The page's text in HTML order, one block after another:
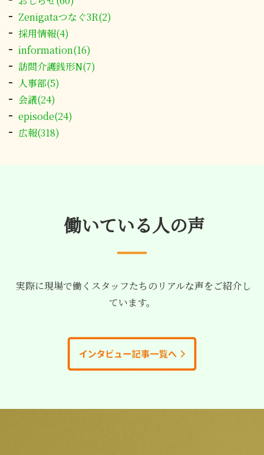
Zenigataつなぐ3R(2)
採用情報(4)
information(16)
訪問介護銭形N(7)
人事部(5)
会議(24)
episode(24)
広報(318)
働いている人の声
実際に現場で働くスタッフたちのリアルな声をご紹介し
ています。